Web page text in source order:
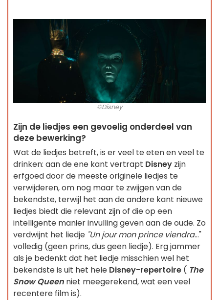
©Disney
Zijn de liedjes een gevoelig onderdeel van
deze bewerking?
Wat de liedjes betreft, is er veel te eten en veel te
drinken: aan de ene kant vertrapt Disney zijn
erfgoed door de meeste originele liedjes te
verwijderen, om nog maar te zwijgen van de
bekendste, terwijl het aan de andere kant nieuwe
liedjes biedt die relevant zijn of die op een
intelligente manier invulling geven aan de oude. Zo
verdwijnt het liedje "Un jour mon prince viendra..."
volledig (geen prins, dus geen liedje). Erg jammer
als je bedenkt dat het liedje misschien wel het
bekendste is uit het hele Disney-repertoire ( The
Snow Queen niet meegerekend, wat een veel
recentere film is).